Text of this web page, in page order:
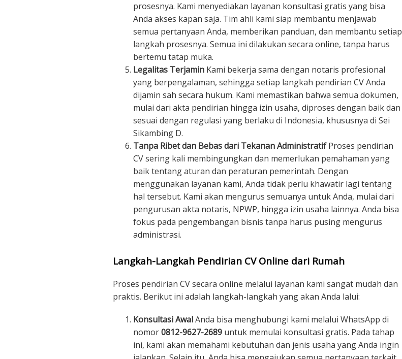
prosesnya. Kami menyediakan layanan konsultasi gratis yang bisa
Anda akses kapan saja. Tim ahli kami siap membantu menjawab
semua pertanyaan Anda, memberikan panduan, dan membantu setiap
langkah prosesnya. Semua ini dilakukan secara online, tanpa harus
bertemu tatap muka.
Legalitas Terjamin Kami bekerja sama dengan notaris profesional
yang berpengalaman, sehingga setiap langkah pendirian CV Anda
dijamin sah secara hukum. Kami memastikan bahwa semua dokumen,
mulai dari akta pendirian hingga izin usaha, diproses dengan baik dan
sesuai dengan regulasi yang berlaku di Indonesia, khususnya di Sei
Sikambing D.
Tanpa Ribet dan Bebas dari Tekanan AdministratifProses pendirian
CV sering kali membingungkan dan memerlukan pemahaman yang
baik tentang aturan dan peraturan pemerintah. Dengan
menggunakan layanan kami, Anda tidak perlu khawatir lagi tentang
hal tersebut. Kami akan mengurus semuanya untuk Anda, mulai dari
pengurusan akta notaris, NPWP, hingga izin usaha lainnya. Anda bisa
fokus pada pengembangan bisnis tanpa harus pusing mengurus
administrasi.
Langkah-Langkah Pendirian CV Online dari Rumah
Proses pendirian CV secara online melalui layanan kami sangat mudah dan
praktis. Berikut ini adalah langkah-langkah yang akan Anda lalui:
Konsultasi AwalAnda bisa menghubungi kami melalui WhatsApp di
nomor0812-9627-2689 untuk memulai konsultasi gratis. Pada tahap
ini, kami akan memahami kebutuhan dan jenis usaha yang Anda ingin